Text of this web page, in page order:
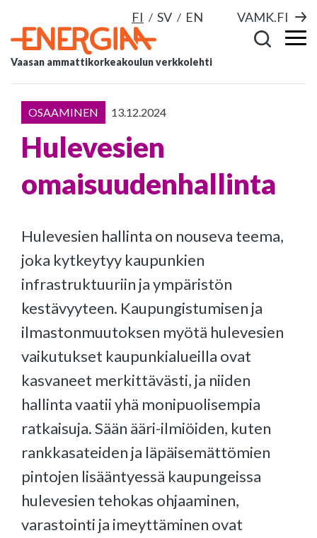
FI SV EN VAMK.FI
Vaasan ammattikorkeakoulun verkkolehti
OSAAMINEN 13.12.2024
Hulevesien
omaisuudenhallinta
Hulevesien hallinta on nouseva teema,
joka kytkeytyy kaupunkien
infrastruktuuriin ja ympäristön
kestävyyteen. Kaupungistumisen ja
ilmastonmuutoksen myötä hulevesien
vaikutukset kaupunkialueilla ovat
kasvaneet merkittävästi, ja niiden
hallinta vaatii yhä monipuolisempia
ratkaisuja. Sään ääri-ilmiöiden, kuten
rankkasateiden ja läpäisemättömien
pintojen lisääntyessä kaupungeissa
hulevesien tehokas ohjaaminen,
varastointi ja imeyttäminen ovat